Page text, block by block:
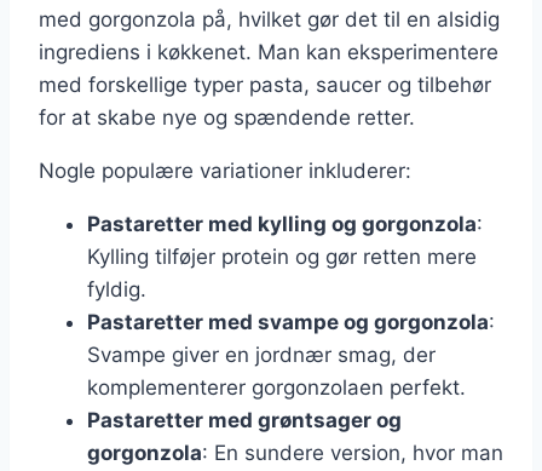
med gorgonzola på, hvilket gør det til en alsidig
ingrediens i køkkenet. Man kan eksperimentere
med forskellige typer pasta, saucer og tilbehør
for at skabe nye og spændende retter.
Nogle populære variationer inkluderer:
Pastaretter med kylling og gorgonzola:
Kylling tilføjer protein og gør retten mere
fyldig.
Pastaretter med svampe og gorgonzola:
Svampe giver en jordnær smag, der
komplementerer gorgonzolaen perfekt.
Pastaretter med grøntsager og
gorgonzola: En sundere version, hvor man